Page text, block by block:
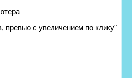
превью с увеличением по клику"